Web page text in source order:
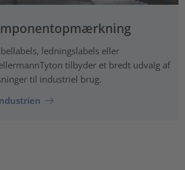
ledningslabels eller
tilbyder et bredt udvalg af
til industriel brug.